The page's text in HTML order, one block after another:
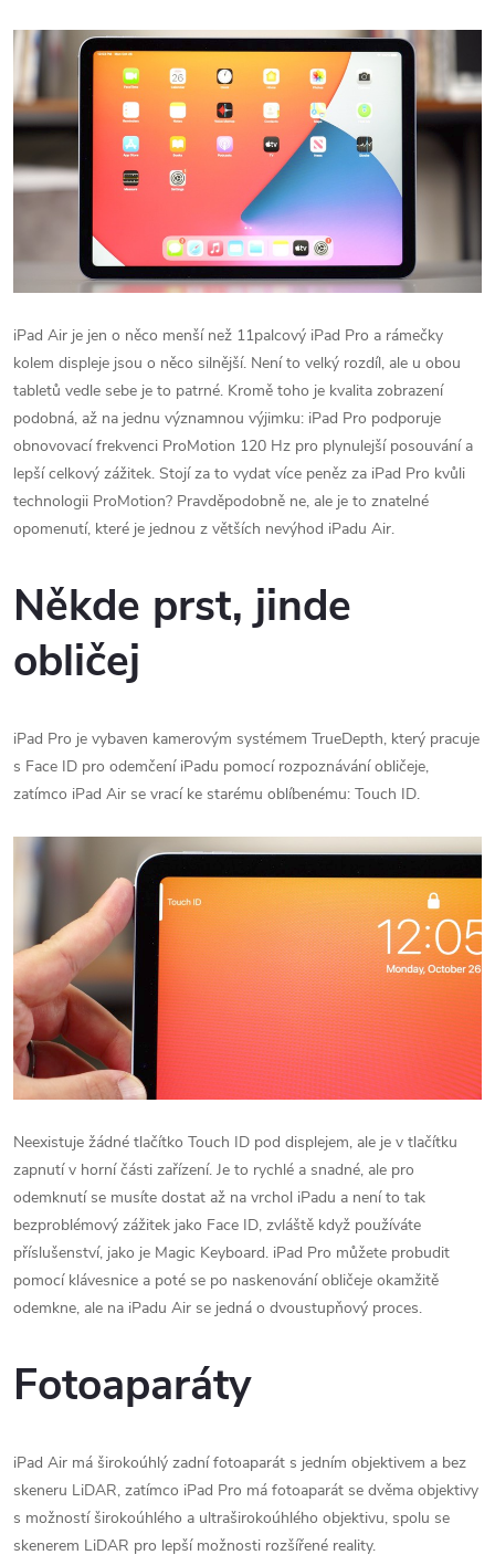
‌iPad Air‌ je jen o něco menší než 11palcový ‌iPad Pro‌ a rámečky
kolem displeje jsou o něco silnější. Není to velký rozdíl, ale u obou
tabletů vedle sebe je to patrné. Kromě toho je kvalita zobrazení
podobná, až na jednu významnou výjimku: ‌iPad Pro‌ podporuje
obnovovací frekvenci ProMotion 120 Hz pro plynulejší posouvání a
lepší celkový zážitek. Stojí za to vydat více peněz za ‌iPad Pro‌ kvůli
technologii ProMotion? Pravděpodobně ne, ale je to znatelné
opomenutí, které je jednou z větších nevýhod ‌iPadu Air‌.
Někde prst, jinde
obličej
iPad Pro‌ je vybaven kamerovým systémem TrueDepth, který pracuje
s Face ID pro odemčení iPadu pomocí rozpoznávání obličeje,
zatímco ‌iPad Air‌ se vrací ke starému oblíbenému: Touch ID.
Neexistuje žádné tlačítko ‌Touch ID‌ pod displejem, ale je v tlačítku
zapnutí v horní části zařízení. Je to rychlé a snadné, ale pro
odemknutí se musíte dostat až na vrchol ‌iPadu a není to tak
bezproblémový zážitek jako Face ID, zvláště když používáte
příslušenství, jako je Magic Keyboard. ‌iPad Pro‌ můžete probudit
pomocí klávesnice a poté se po naskenování obličeje okamžitě
odemkne, ale na ‌iPadu Air‌ se jedná o dvoustupňový proces.
Fotoaparáty
‌iPad Air‌ má širokoúhlý zadní fotoaparát s jedním objektivem a bez
skeneru LiDAR, zatímco ‌iPad Pro‌ má fotoaparát se dvěma objektivy
s možností širokoúhlého a ultraširokoúhlého objektivu, spolu se
skenerem LiDAR pro lepší možnosti rozšířené reality.